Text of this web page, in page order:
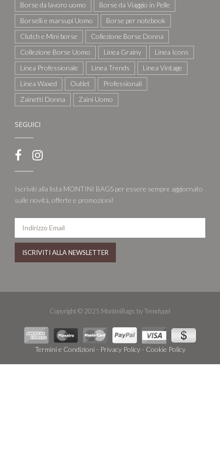
Borse da lavoro uomo
Borse da Viaggio in Pelle
Borselli e marsupi Uomo
Borse per notebook
Clutch e Mini borse
Collezione Borse Donna
Collezione Borse Uomo
Linea Grainy
Linea Icons
Linea Professionale
Linea Trends
Linea Vintage
Linea Waxed
Outlet
Professionali
Zainetti Donna
Zaini Uomo
SEGUICI
Iscriviti alla lista MONTINI BAGS per essere sempre aggiornato
sulle novità, offerte e promozioni!
Copyright © 2025 MontiniBags by Trendypel
Termini e Condizioni- Privacy Policy- Cookie Policy